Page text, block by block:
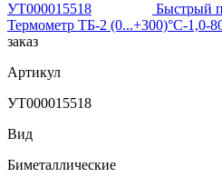
Быстрый
Термометр ТБ-2 (0...+300)°С-
заказ
Артикул
УТ000015518
Вид
Биметаллические